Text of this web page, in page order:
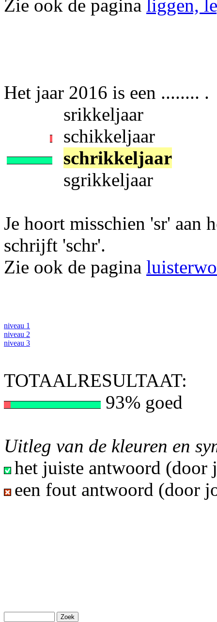
Zie ook de pagina liggen,
Het jaar 2016 is een ........ .
srikkeljaar
schikkeljaar
schrikkeljaar
sgrikkeljaar
Je hoort misschien 'sr' aan
schrijft 'schr'.
Zie ook de pagina
niveau 1
niveau 2
niveau 3
TOTAALRESULTAAT:
93% goed
Uitleg van de kleuren en
het juiste antwoord (door
een fout antwoord (door